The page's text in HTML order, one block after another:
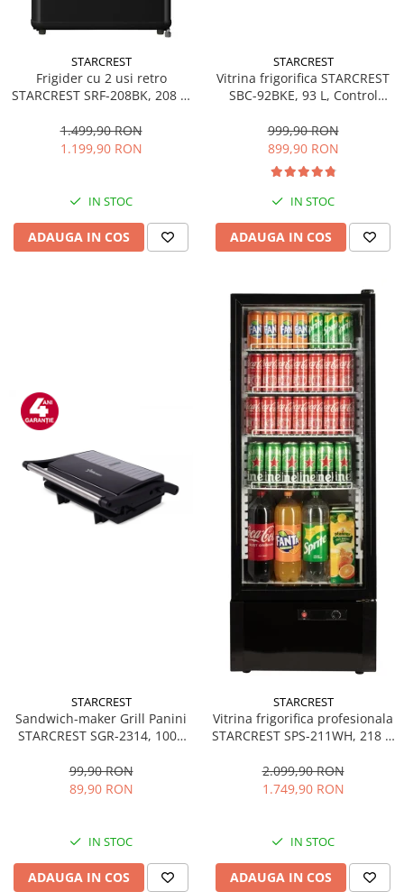
STARCREST
Frigider cu 2 usi retro
STARCREST SRF-208BK, 208 L,
Iluminare LED, Termostat
Reglabil, H 147 cm, Negru
1.499,90 RON
1.199,90 RON
IN STOC
ADAUGA IN COS
STARCREST
Vitrina frigorifica STARCREST
SBC-92BKE, 93 L, Control
83.2 cm, Negru
999,90 RON
899,90 RON
IN STOC
ADAUGA IN COS
STARCREST
Sandwich-maker Grill Panini
STARCREST SGR-2314, 1000
Deschidere 180°, Suprafata
de gatire 23 x 14 cm, Negru
99,90 RON
89,90 RON
IN STOC
ADAUGA IN COS
STARCREST
Vitrina frigorifica profesionala
STARCREST SPS-211WH, 218 L,
LED, H 141 cm, Negru
2.099,90 RON
1.749,90 RON
IN STOC
ADAUGA IN COS